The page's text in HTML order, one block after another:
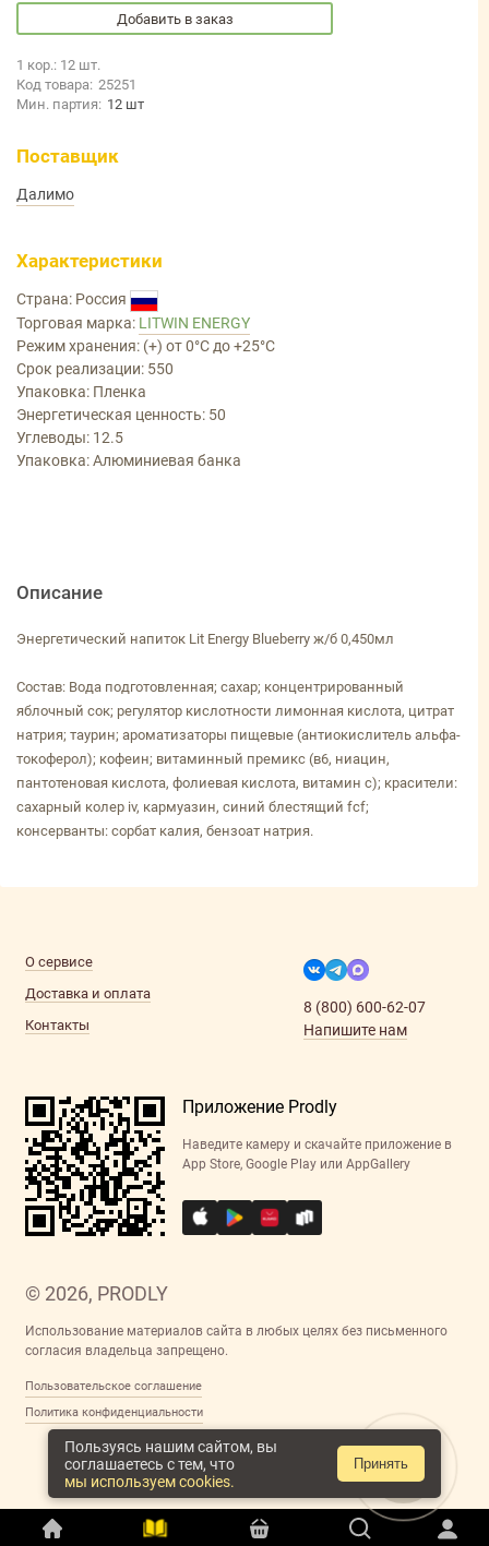
Пользуясь нашим сайтом, вы
соглашаетесь с тем, что
мы используем cookies.
Принять
Добавить в заказ
1 кор.: 12 шт.
Код товара: 25251
Мин. партия: 12 шт
Поставщик
Далимо
Характеристики
Страна: Россия
Торговая марка: LITWIN ENERGY
Режим хранения: (+) от 0°С до +25°С
Срок реализации: 550
Упаковка: Пленка
Энергетическая ценность: 50
Углеводы: 12.5
Упаковка: Алюминиевая банка
Описание
Энергетический напиток Lit Energy Blueberry ж/б 0,450мл
Состав: Вода подготовленная; сахар; концентрированный
яблочный сок; регулятор кислотности лимонная кислота, цитрат
натрия; таурин; ароматизаторы пищевые (антиокислитель альфа-
токоферол); кофеин; витаминный премикс (в6, ниацин,
пантотеновая кислота, фолиевая кислота, витамин с); красители:
сахарный колер iv, кармуазин, синий блестящий fcf;
консерванты: сорбат калия, бензоат натрия.
© 2026, PRODLY
Использование материалов сайта в любых целях без письменного
согласия владельца запрещено.
Пользовательское соглашение
Политика конфиденциальности
О сервисе
Доставка и оплата
Контакты
8 (800) 600-62-07
Напишите нам
Приложение Prodly
Наведите камеру и скачайте приложение в
App Store, Google Play или AppGallery